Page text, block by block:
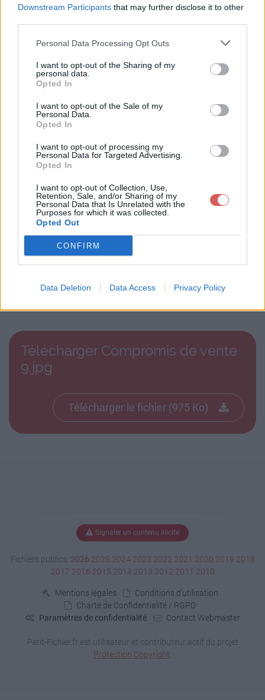
Downstream Participants that may further disclose it to other
Personal Data Processing Opt Outs
I want to opt-out of the Sharing of my
personal data.
Opted In
I want to opt-out of the Sale of my
Personal Data.
Opted In
I want to opt-out of processing my
Personal Data for Targeted Advertising.
Opted In
I want to opt-out of Collection, Use,
Retention, Sale, and/or Sharing of my
Personal Data that Is Unrelated with the
Purposes for which it was collected.
Opted Out
CONFIRM
Data Deletion Data Access Privacy Policy
Partager le fichier Compromis
de vente 9.jpg sur le Web et les
réseaux sociaux:
Télécharger le fichier Compromi
s de vente 9.jpg
Télécharger Compromis de vente
9.jpg
Télécharger le fichier (975 Ko)
Signaler un contenu illicite
Fichiers publics: 2026 2025 2024 2023 2022 2021 2020 2019 2018
2017 2016 2015 2014 2013 2012 2011 2010
Mentions légales
Conditions d'utilisation
Charte de Confidentialité / RGPD
Paramètres de confidentialité
Contact Webmaster
Petit-Fichier.fr est utilisateur et contributeur actif du projet
Protection Copyright